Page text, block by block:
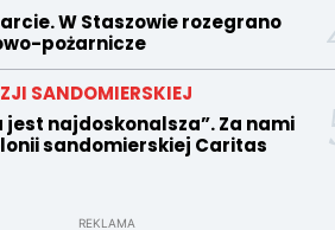
W Staszowie rozegrano
pożarnicze
SANDOMIERSKIEJ
jest najdoskonalsza”. Za nami
sandomierskiej Caritas
REKLAMA